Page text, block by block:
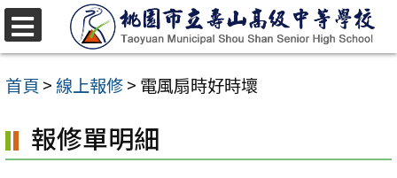
跳
至
主
內
容
首頁 >線上報修> 電風扇時好時壞
報修單明細
選
單